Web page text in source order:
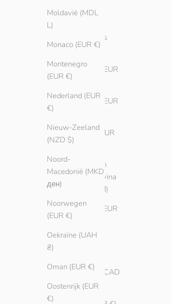
Moldavië (MDL
L)
Monaco (EUR €)
Montenegro
(EUR €)
Nederland (EUR
€)
Nieuw-Zeeland
(NZD $)
Noord-
Macedonië (MKD
ден)
Noorwegen
(EUR €)
Oekraïne (UAH
₴)
Oman (EUR €)
Oostenrijk (EUR
€)
(AUD $)
Bahama’s
(BSD $)
Bahrein (EUR
Belarus (EUR
België (EUR
Bosnië en
Herzegovina
(BAM КМ)
Brazilië (EUR
Bulgarije
Canada (CAD
$)